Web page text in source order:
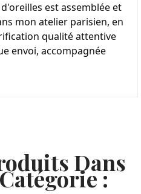
est assemblée et
mon atelier parisien, en
qualité attentive
envoi, accompagnée
Dans
: